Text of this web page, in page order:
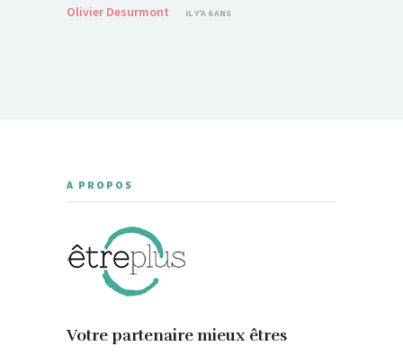
Olivier Desurmont
IL Y'A 6 ANS
A PROPOS
Votre partenaire mieux êtres